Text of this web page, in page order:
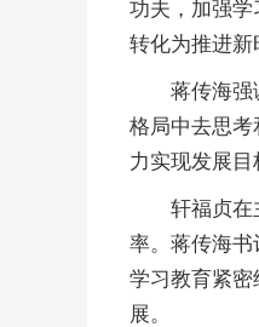
功夫，加强
转化为推进新
蒋传海强
格局中去思
力实现发展目
轩福贞在
率。蒋传海
学习教育紧密
展。